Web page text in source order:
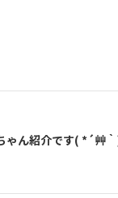
ゃん紹介です( *´艸